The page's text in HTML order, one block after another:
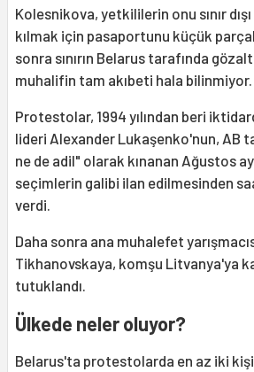
Kolesnikova, yetkililerin onu sınır
kılmak için pasaportunu küçük
sonra sınırın Belarus tarafında
muhalifin tam akıbeti hala bilinmiyor.
Protestolar, 1994 yılından beri
lideri Alexander Lukaşenko'nun, AB
ne de adil" olarak kınanan Ağustos
seçimlerin galibi ilan edilmesinden
verdi.
Daha sonra ana muhalefet
Tikhanovskaya, komşu Litvanya'ya
tutuklandı.
Ülkede neler oluyor?
Belarus'ta protestolarda en az iki